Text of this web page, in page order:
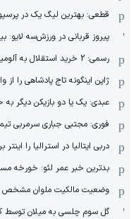
قطعی: بهترین لیگ یک در
پیروز قربانی در ورزش‌سه لایو:
رسمی: 2 خرید استقلال به آلومینیوم رفتند(عکس)
ژاپن اینگونه تاج پادشاهی را از
عبدی: یک یا دو بازیکن دیگر
فوری: مجتبی جباری سرمربی
دربی ایتالیا در استرالیا را اینتر
بدترین خبر عمر لئو: خورخه
وضعیت مالکیت ملوان
گل سوم چلسی به میلان توسط